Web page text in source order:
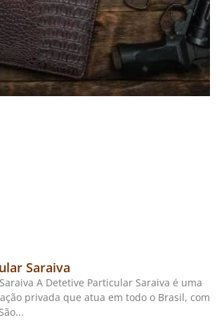
Saraiva
A Detetive Particular Saraiva é uma
privada que atua em todo o Brasil, com